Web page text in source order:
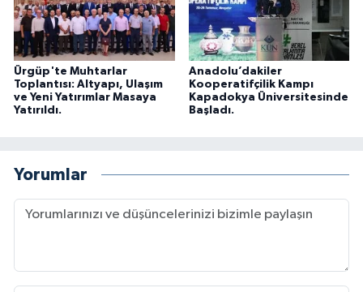
Ürgüp'te Muhtarlar
Toplantısı: Altyapı, Ulaşım
ve Yeni Yatırımlar Masaya
Yatırıldı.
Anadolu’dakiler
Kooperatifçilik Kampı
Kapadokya Üniversitesinde
Başladı.
Yorumlar